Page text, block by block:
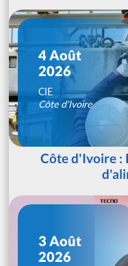
4 Août
2026
CIE
Côte d'Ivoire
Côte d'Ivoire :
3 Août
2026